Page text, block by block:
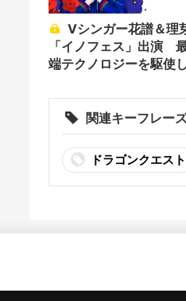
「イノフェス」出演
端テクノロジーを駆使
関連キーフレー
ドラゴンクエスト